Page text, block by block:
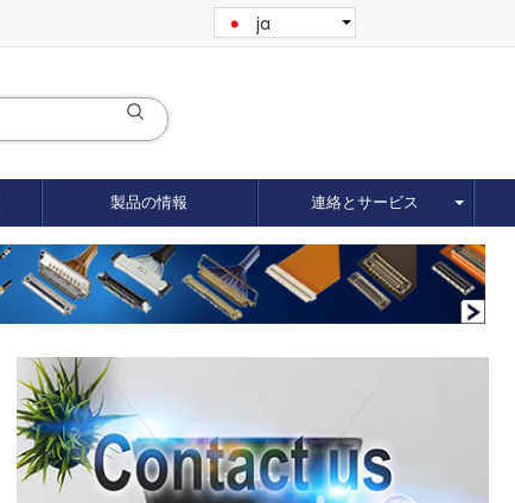
ja
製品の情報 連絡とサービス